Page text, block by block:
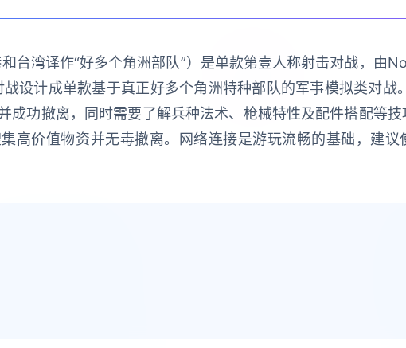
台湾译作“好多个角洲部队”）是单款第壹人称射击对战，由
设计成单款基于真正好多个角洲特种部队的军事模拟类对战
功撤离，同时需要了解兵种法术、枪械特性及配件搭配等技
高价值物资并无毒撤离。网络连接是游玩流畅的基础，建议